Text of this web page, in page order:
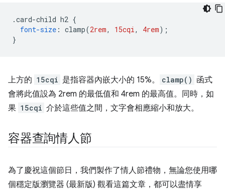
.card-child h2 {
font-size : clamp(2rem, 15cqi, 4rem);
}
上方的 15cqi 是指容器內嵌大小的 15%。 clamp() 函式
會將此值設為 2rem 的最低值和 4rem 的最高值。同時，如
果 15cqi 介於這些值之間，文字會相應縮小和放大。
容器查詢情人節
為了慶祝這個節日，我們製作了情人節禮物，無論您使用哪
個穩定版瀏覽器 (最新版) 觀看這篇文章，都可以盡情享